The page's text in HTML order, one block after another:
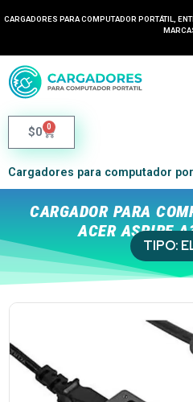
CARGADORES PARA COMPUTADOR PORTÁTIL,
$0 0
Cargadores para computador
CARGADOR PARA
ACER ASPIRE
TIPO: